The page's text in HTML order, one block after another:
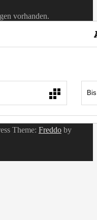
vorhanden.
Theme: Freddo by